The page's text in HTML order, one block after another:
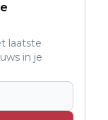
laatste
in je